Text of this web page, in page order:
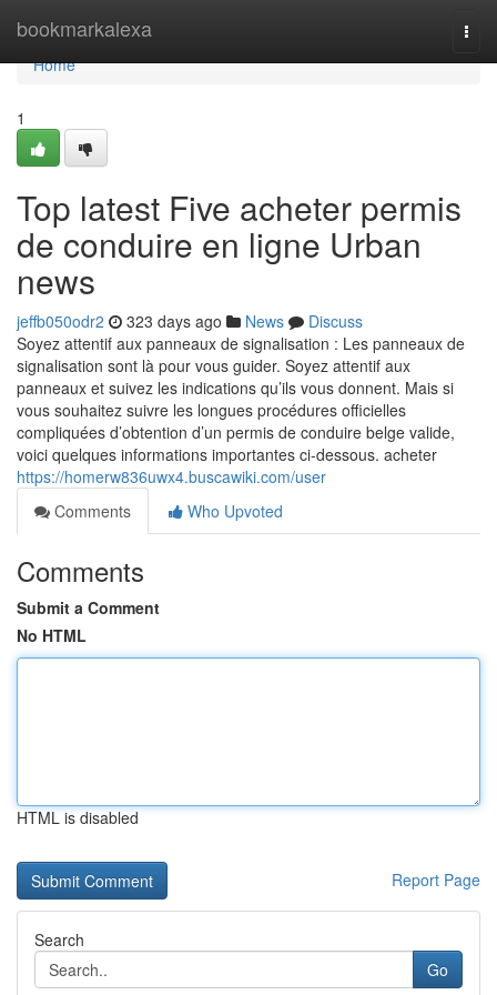
bookmarkalexa
Home
Home
1
Top latest Five acheter permis
de conduire en ligne Urban
news
jeffb050odr2 323 days ago News
Discuss
Soyez attentif aux panneaux de signalisation : Les panneaux de
signalisation sont là pour vous guider. Soyez attentif aux
panneaux et suivez les indications qu’ils vous donnent. Mais si
vous souhaitez suivre les longues procédures officielles
compliquées d’obtention d’un permis de conduire belge valide,
voici quelques informations importantes ci-dessous. acheter
https://homerw836uwx4.buscawiki.com/user
Comments
Who Upvoted
Comments
Submit a Comment
No HTML
HTML is disabled
Report Page
Search
Go